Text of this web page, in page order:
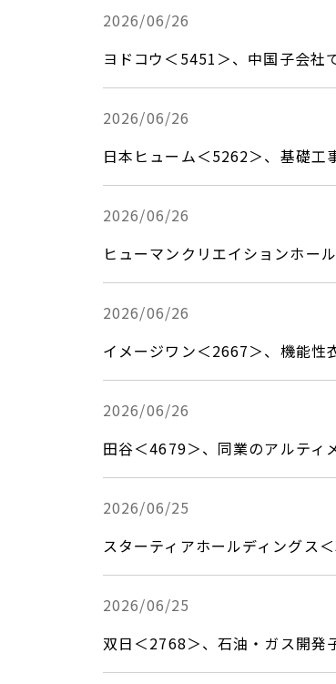
2026/06/26
ヨドコウ＜5451＞、中国子会社
2026/06/26
日本ヒューム＜5262＞、基礎工
2026/06/26
ヒューマンクリエイションホー
2026/06/26
イメージワン＜2667＞、機能
2026/06/26
田谷＜4679＞、同業のアルティ
2026/06/25
スターティアホールディングス
2026/06/25
双日＜2768＞、石油・ガス開